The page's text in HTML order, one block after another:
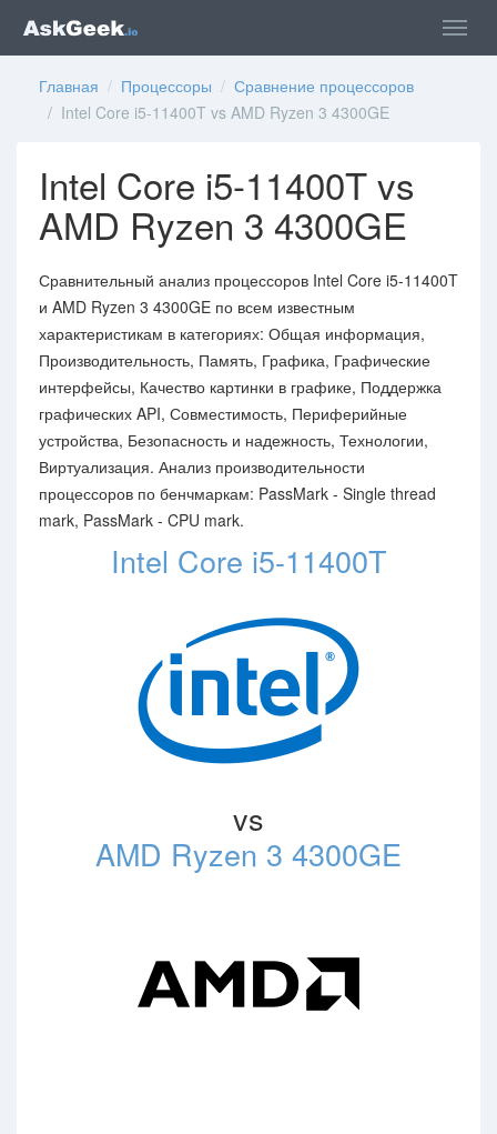
Главная / Процессоры / Сравнение процессоров
/ Intel Core i5-11400T vs AMD Ryzen 3 4300GE
Intel Core i5-11400T vs
AMD Ryzen 3 4300GE
Сравнительный анализ процессоров Intel Core i5-11400T
и AMD Ryzen 3 4300GE по всем известным
характеристикам в категориях: Общая информация,
Производительность, Память, Графика, Графические
интерфейсы, Качество картинки в графике, Поддержка
графических API, Совместимость, Периферийные
устройства, Безопасность и надежность, Технологии,
Виртуализация. Анализ производительности
процессоров по бенчмаркам: PassMark - Single thread
mark, PassMark - CPU mark.
Intel Core i5-11400T
vs
AMD Ryzen 3 4300GE